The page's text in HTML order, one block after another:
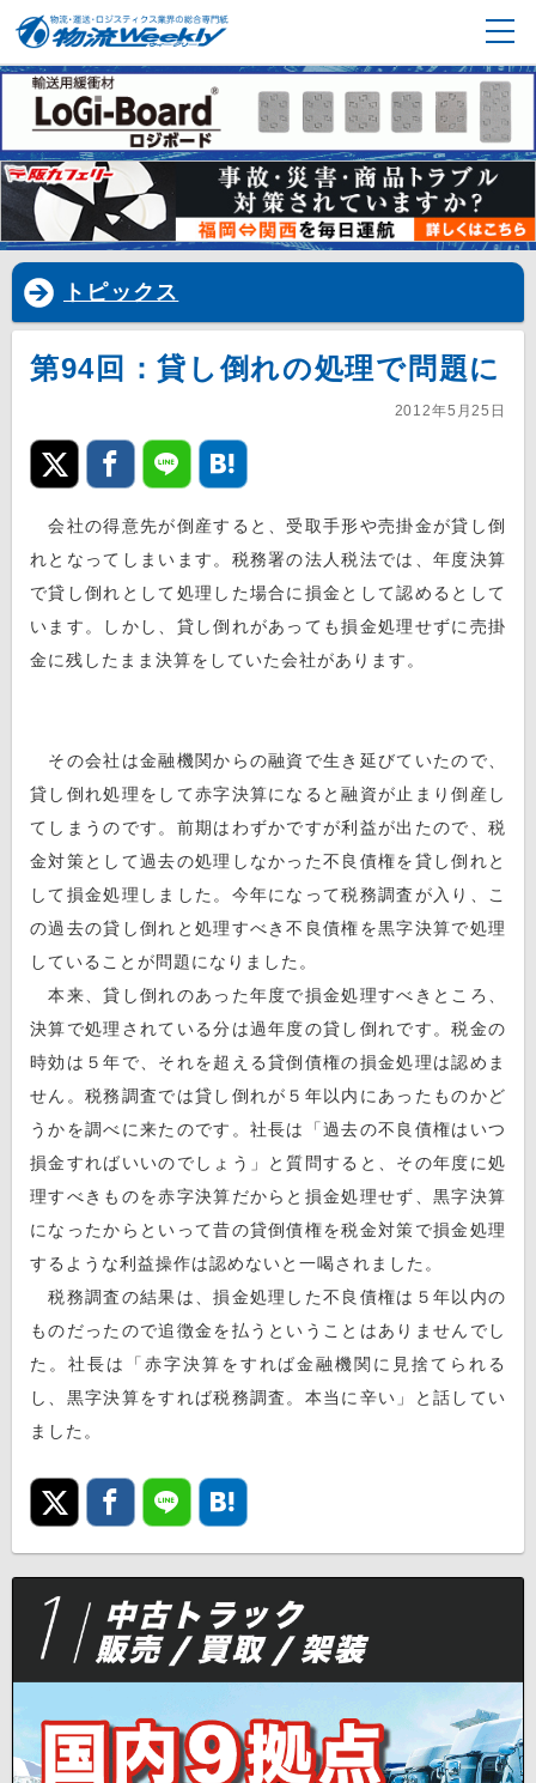
トピックス
第94回：貸し倒れの処理で問題に
2012年5月25日
会社の得意先が倒産すると、受取手形や売掛金が貸し倒
れとなってしまいます。税務署の法人税法では、年度決算
で貸し倒れとして処理した場合に損金として認めるとして
います。しかし、貸し倒れがあっても損金処理せずに売掛
金に残したまま決算をしていた会社があります。
その会社は金融機関からの融資で生き延びていたので、
貸し倒れ処理をして赤字決算になると融資が止まり倒産し
てしまうのです。前期はわずかですが利益が出たので、税
金対策として過去の処理しなかった不良債権を貸し倒れと
して損金処理しました。今年になって税務調査が入り、こ
の過去の貸し倒れと処理すべき不良債権を黒字決算で処理
していることが問題になりました。
本来、貸し倒れのあった年度で損金処理すべきところ、
決算で処理されている分は過年度の貸し倒れです。税金の
時効は５年で、それを超える貸倒債権の損金処理は認めま
せん。税務調査では貸し倒れが５年以内にあったものかど
うかを調べに来たのです。社長は「過去の不良債権はいつ
損金すればいいのでしょう」と質問すると、その年度に処
理すべきものを赤字決算だからと損金処理せず、黒字決算
になったからといって昔の貸倒債権を税金対策で損金処理
するような利益操作は認めないと一喝されました。
税務調査の結果は、損金処理した不良債権は５年以内の
ものだったので追徴金を払うということはありませんでし
た。社長は「赤字決算をすれば金融機関に見捨てられる
し、黒字決算をすれば税務調査。本当に辛い」と話してい
ました。